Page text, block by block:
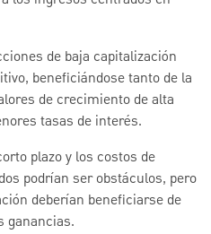
de baja capitalización
beneficiándose tanto de la
de crecimiento de alta
tasas de interés.
plazo y los costos de
podrían ser obstáculos, pero
deberían beneficiarse de
ganancias.